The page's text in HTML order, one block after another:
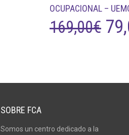
OCUPACIONAL –
169,00€ EL
SOBRE FCA
Somos un centro dedicado a la